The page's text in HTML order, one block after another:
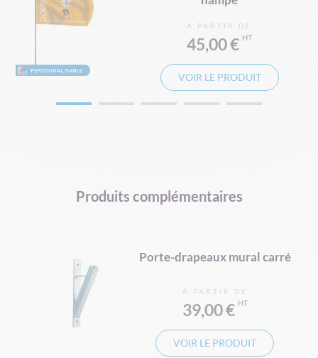
À PARTIR DE
45,00 €
VOIR LE PRODUIT
Produits complémentaires
Porte-drapeaux mural carré
À PARTIR DE
39,00 €
VOIR LE PRODUIT